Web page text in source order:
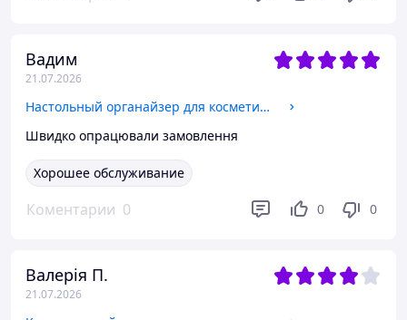
Вадим
21.07.2026
Настольный органайзер для косметики с зеркалом 16×21см, мини-шкафчик, комод для украшений в белом цвете
Швидко опрацювали замовлення
Хорошее обслуживание
Коментарии 0 0 0
Валерія П.
21.07.2026